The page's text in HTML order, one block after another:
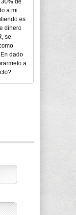
de
a mi
es
dinero
se
dado
a